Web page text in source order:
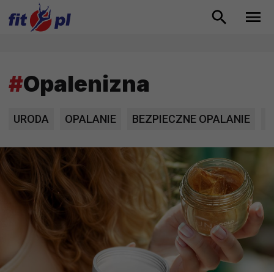
#Opalenizna
URODA OPALANIE BEZPIECZNE OPALANIE